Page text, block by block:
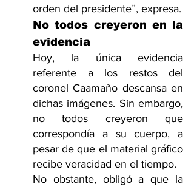
orden del presidente”, expresa.
No todos creyeron en la
evidencia
Hoy, la única evidencia
referente a los restos del
coronel Caamaño descansa en
dichas imágenes. Sin embargo,
no todos creyeron que
correspondía a su cuerpo, a
pesar de que el material gráfico
recibe veracidad en el tiempo.
No obstante, obligó a que la